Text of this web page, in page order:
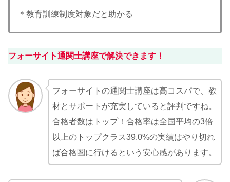
＊教育訓練制度対象だと助かる
フォーサイト通関士講座で解決できます！
フォーサイトの通関士講座は高コスパで、教
材とサポートが充実していると評判ですね。
合格者数はトップ！合格率は全国平均の3倍
以上のトップクラス39.0%の実績はやり切れ
ば合格圏に行けるという安心感があります。